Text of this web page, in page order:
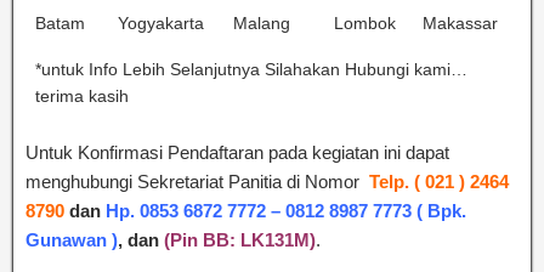
Batam Yogyakarta Malang Lombok Makassar
*untuk Info Lebih Selanjutnya Silahakan Hubungi kami…
terima kasih
Untuk Konfirmasi Pendaftaran pada kegiatan ini dapat
menghubungi Sekretariat Panitia di Nomor Telp. ( 021 ) 2464
8790 dan Hp. 0853 6872 7772 – 0812 8987 7773 ( Bpk.
Gunawan ), dan (Pin BB: LK131M).